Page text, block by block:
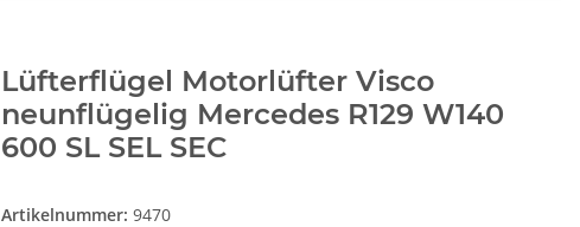
Lüfterflügel Motorlüfter Visco
neunflügelig Mercedes R129 W140
600 SL SEL SEC
Artikelnummer: 9470